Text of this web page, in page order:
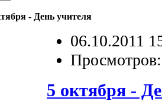
- День учителя
06.10.2011
5 октября -